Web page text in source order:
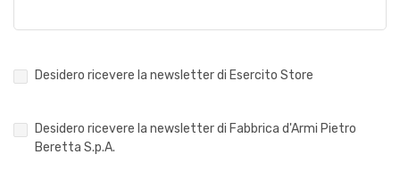
Desidero ricevere la newsletter di Esercito Store
Desidero ricevere la newsletter di Fabbrica d'Armi Pietro
Beretta S.p.A.